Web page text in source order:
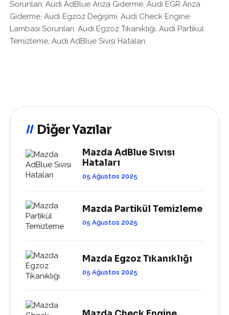
Sorunları, Audi AdBlue Arıza Giderme, Audi EGR Arıza
Giderme, Audi Egzoz Değişimi, Audi Check Engine
Lambası Sorunları, Audi Egzoz Tıkanıklığı, Audi Partikül
Temizleme, Audi AdBlue Sıvısı Hataları
Diğer Yazılar
Mazda AdBlue Sıvısı
Hataları
05 Ağustos 2025
Mazda Partikül Temizleme
05 Ağustos 2025
Mazda Egzoz Tıkanıklığı
05 Ağustos 2025